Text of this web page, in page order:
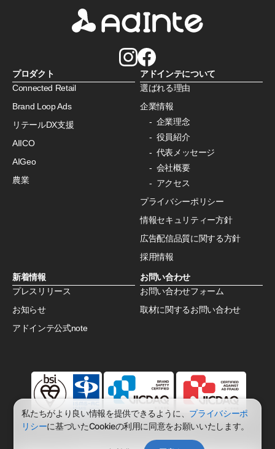
プロダクト
Connected Retail
Brand Loop Ads
リテールDX支援
AIICO
AIGeo
農業
アドインテについて
選ばれる理由
企業情報
企業理念
役員紹介
代表メッセージ
会社概要
アクセス
プライバシーポリシー
情報セキュリティー方針
広告配信品質に関する方針
採用情報
新着情報
プレスリリース
お知らせ
アドインテ公式note
お問い合わせ
お問い合わせフォーム
取材に関するお問い合わせ
© AdInte co.,ltd. All rights reserved.
私たちがより良い情報を提供できるように、 プライバシーポ
リシーに基づいたCookieの利用に同意をお願いいたします。